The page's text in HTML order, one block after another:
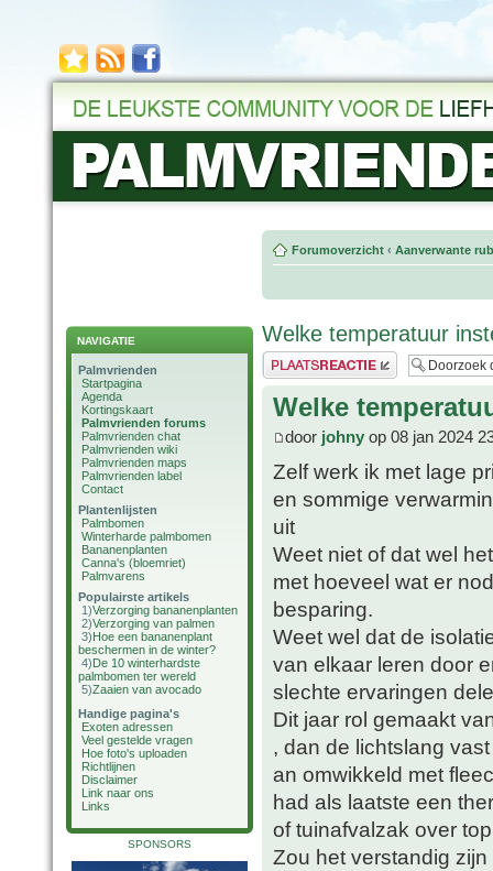
NAVIGATIE
Palmvrienden
Startpagina
Agenda
Kortingskaart
Palmvrienden forums
Palmvrienden chat
Palmvrienden wiki
Palmvrienden maps
Palmvrienden label
Contact
Plantenlijsten
Palmbomen
Winterharde palmbomen
Bananenplanten
Canna's (bloemriet)
Palmvarens
Populairste artikels
1)Verzorging bananenplanten
2)Verzorging van palmen
3)Hoe een bananenplant
beschermen in de winter?
4)De 10 winterhardste
palmbomen ter wereld
5)Zaaien van avocado
Handige pagina's
Exoten adressen
Veel gestelde vragen
Hoe foto's uploaden
Richtlijnen
Disclaimer
Link naar ons
Links
SPONSORS
Forumoverzicht ‹ Aanverwante
Welke temperatuur
Plaats een reactie
Welke
door johny op 08 jan 2024
Zelf werk ik met lage
en sommige
uit
Weet niet of dat wel
met hoeveel wat er
besparing.
Weet wel dat de
van elkaar leren door
slechte ervaringen
Dit jaar rol gemaakt
, dan de lichtslang
an omwikkeld met
had als laatste een
of tuinafvalzak over
Zou het verstandig